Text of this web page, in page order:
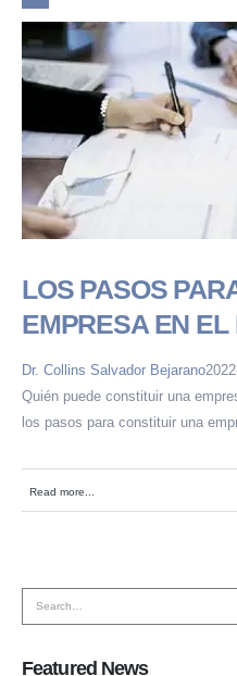
LOS PASOS
EMPRESA EN EL
Dr. Collins Salvador Bejarano
Quién puede constituir una
los pasos para constituir una
Read more...
Featured News
HORARIO DE ATENCIÓN:
SOMOS MIEMBROS DE: